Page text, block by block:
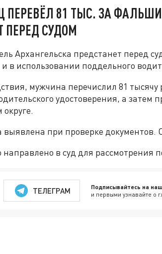
ПЕРЕВЁЛ 81 ТЫС. ЗА
ПЕРЕД СУДОМ
Архангельска предстанет перед
в использовании поддельного
мужчина перечислил 81 тысячу
удостоверения, а затем
округе.
выявлена при проверке
направлено в суд для рассмотрения
ТЕЛЕГРАМ Подписывайтесь на
и первыми узнавайте о